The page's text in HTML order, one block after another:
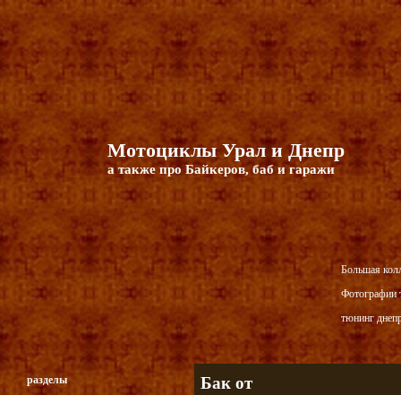
Мотоциклы Урал и Днепр
а также про Байкеров, баб и гаражи
Большая
Фотографии
тюнинг
разделы Бак от